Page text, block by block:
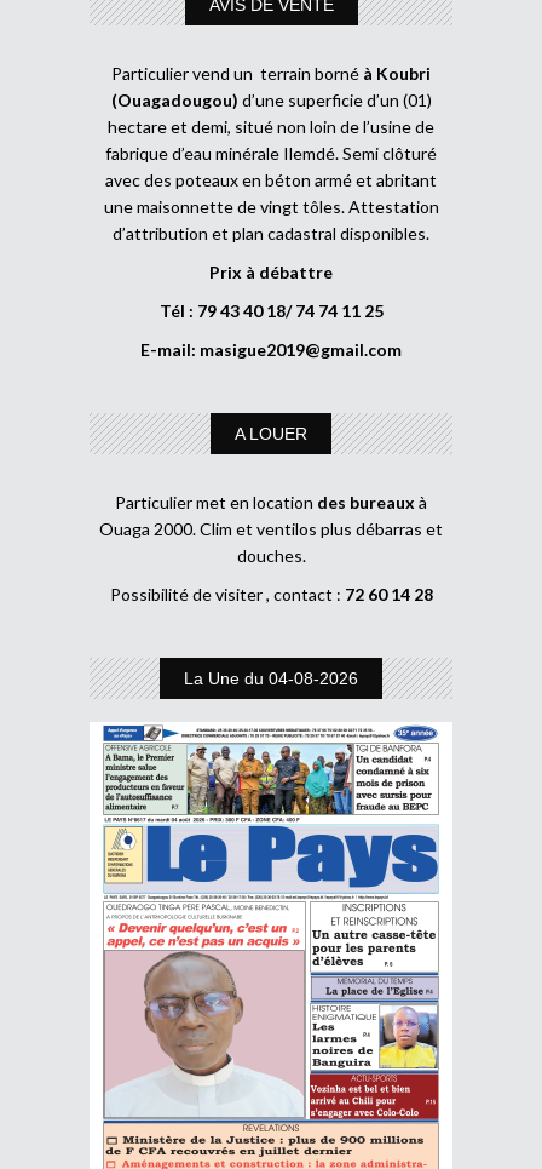
AVIS DE VENTE
Particulier vend un terrain borné à Koubri
(Ouagadougou) d’une superficie d’un (01)
hectare et demi, situé non loin de l’usine de
fabrique d’eau minérale Ilemdé. Semi clôturé
avec des poteaux en béton armé et abritant
une maisonnette de vingt tôles. Attestation
d’attribution et plan cadastral disponibles.
Prix à débattre
Tél : 79 43 40 18/ 74 74 11 25
E-mail: masigue2019@gmail.com
A LOUER
Particulier met en location des bureaux à
Ouaga 2000. Clim et ventilos plus débarras et
douches.
Possibilité de visiter , contact : 72 60 14 28
La Une du 04-08-2026